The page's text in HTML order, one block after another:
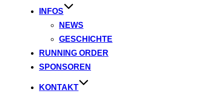
INFOS
NEWS
GESCHICHTE
RUNNING ORDER
SPONSOREN
KONTAKT